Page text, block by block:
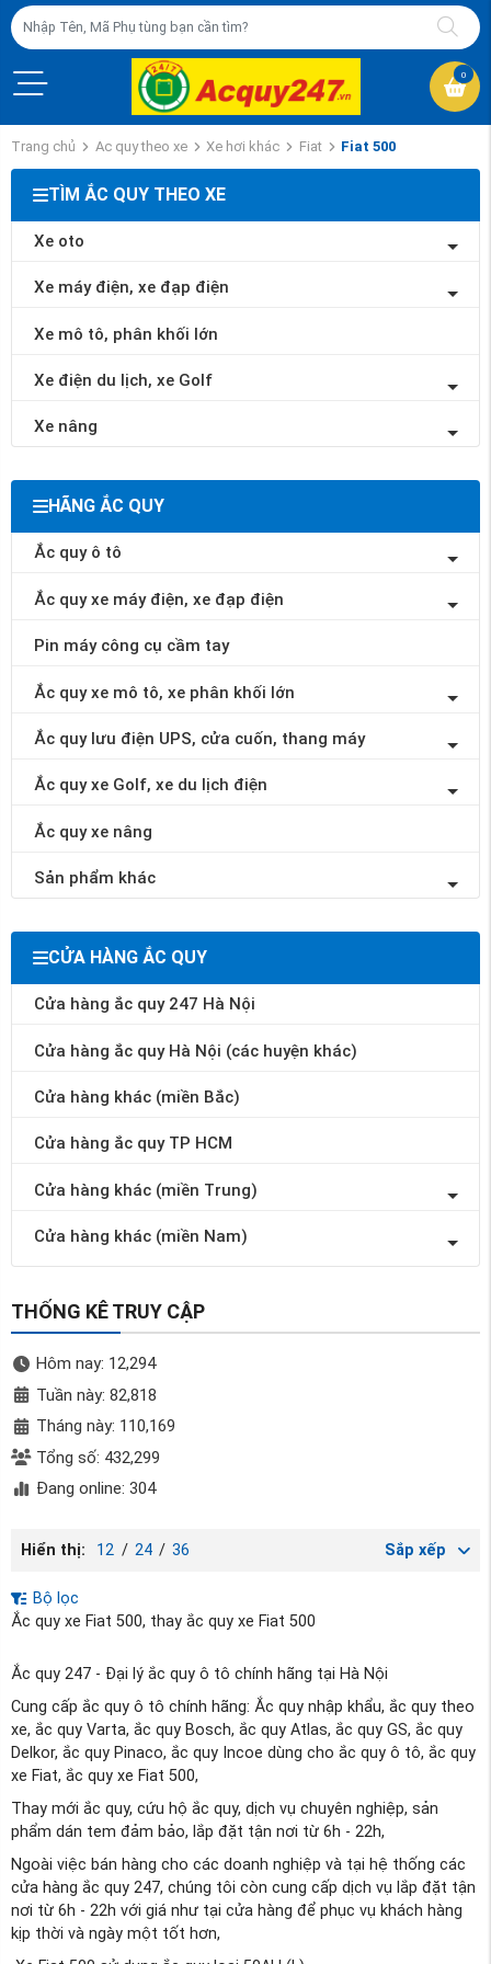
0
Trang chủ Ac quy theo xe Xe hơi khác Fiat Fiat 500
TÌM ẮC QUY THEO XE
Xe oto
Xe máy điện, xe đạp điện
Xe mô tô, phân khối lớn
Xe điện du lịch, xe Golf
Xe nâng
HÃNG ẮC QUY
Ắc quy ô tô
Ắc quy xe máy điện, xe đạp điện
Pin máy công cụ cầm tay
Ắc quy xe mô tô, xe phân khối lớn
Ắc quy lưu điện UPS, cửa cuốn, thang máy
Ắc quy xe Golf, xe du lịch điện
Ắc quy xe nâng
Sản phẩm khác
CỬA HÀNG ẮC QUY
Cửa hàng ắc quy 247 Hà Nội
Cửa hàng ắc quy Hà Nội (các huyện khác)
Cửa hàng khác (miền Bắc)
Cửa hàng ắc quy TP HCM
Cửa hàng khác (miền Trung)
Cửa hàng khác (miền Nam)
THỐNG KÊ TRUY CẬP
Hôm nay: 12,294
Tuần này: 82,818
Tháng này: 110,169
Tổng số: 432,299
Đang online: 304
Hiển thị: 12 / 24 / 36 Sắp xếp
Bộ lọc
Ắc quy xe Fiat 500, thay ắc quy xe Fiat 500
Ắc quy 247 - Đại lý ắc quy ô tô chính hãng tại Hà Nội
Cung cấp ắc quy ô tô chính hãng: Ắc quy nhập khẩu, ắc quy theo
xe, ắc quy Varta, ắc quy Bosch, ắc quy Atlas, ắc quy GS, ắc quy
Delkor, ắc quy Pinaco, ắc quy Incoe dùng cho ắc quy ô tô, ắc quy
xe Fiat, ắc quy xe Fiat 500,
Thay mới ắc quy, cứu hộ ắc quy, dịch vụ chuyên nghiệp, sản
phẩm dán tem đảm bảo, lắp đặt tận nơi từ 6h - 22h,
Ngoài việc bán hàng cho các doanh nghiệp và tại hệ thống các
cửa hàng ắc quy 247, chúng tôi còn cung cấp dịch vụ lắp đặt tận
nơi từ 6h - 22h với giá như tại cửa hàng để phục vụ khách hàng
kịp thời và ngày một tốt hơn,